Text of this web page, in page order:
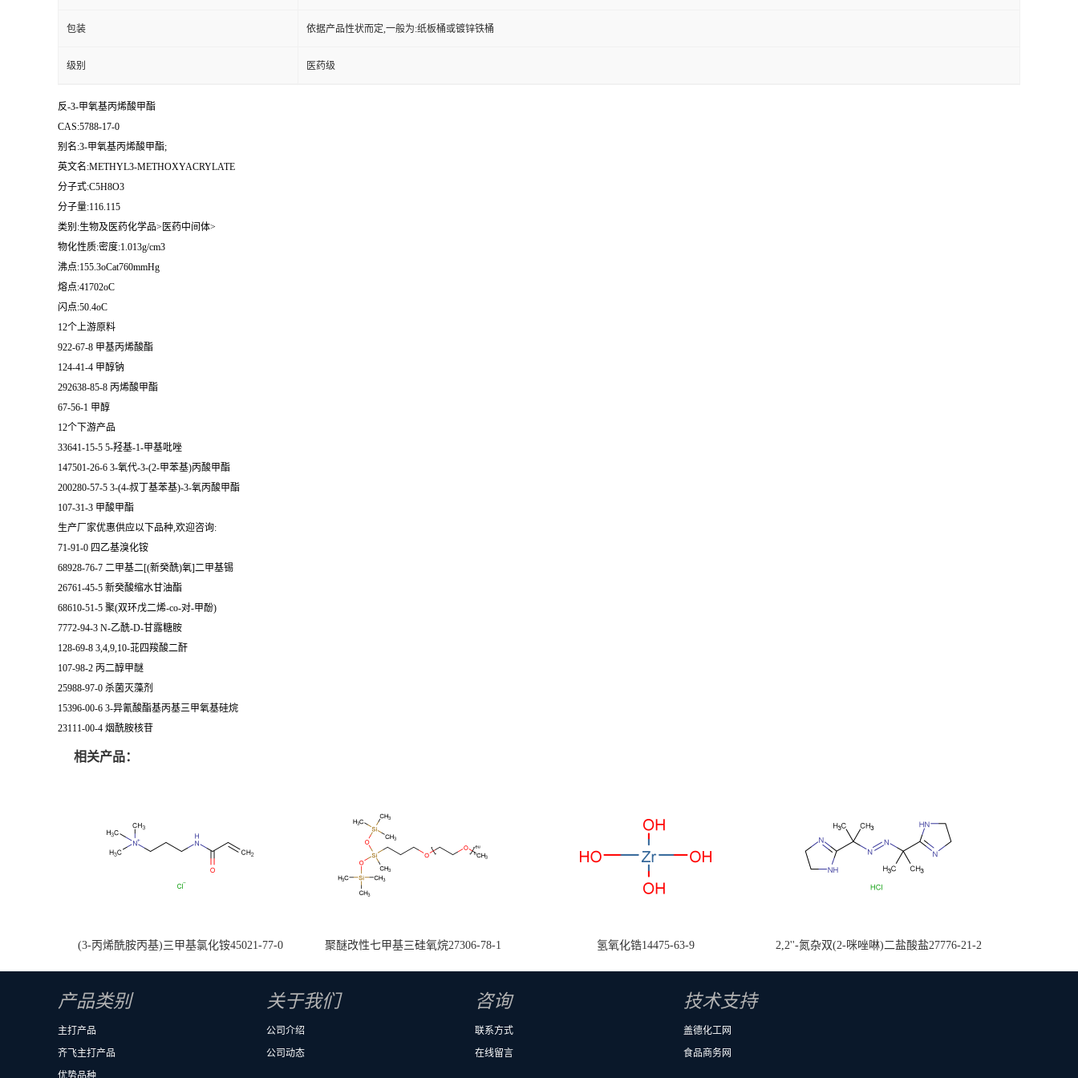
包装 依据产品性状而定,一般为:纸板桶或镀锌铁桶
级别 医药级
反-3-甲氧基丙烯酸甲酯
CAS:5788-17-0
别名:3-甲氧基丙烯酸甲酯;
英文名:METHYL3-METHOXYACRYLATE
分子式:C5H8O3
分子量:116.115
类别:生物及医药化学品>医药中间体>
物化性质:密度:1.013g/cm3
沸点:155.3oCat760mmHg
熔点:41702oC
闪点:50.4oC
12个上游原料
922-67-8 甲基丙烯酸酯
124-41-4 甲醇钠
292638-85-8 丙烯酸甲酯
67-56-1 甲醇
12个下游产品
33641-15-5 5-羟基-1-甲基吡唑
147501-26-6 3-氧代-3-(2-甲苯基)丙酸甲酯
200280-57-5 3-(4-叔丁基苯基)-3-氧丙酸甲酯
107-31-3 甲酸甲酯
生产厂家优惠供应以下品种,欢迎咨询:
71-91-0 四乙基溴化铵
68928-76-7 二甲基二[(新癸酰)氧]二甲基锡
26761-45-5 新癸酸缩水甘油酯
68610-51-5 聚(双环戊二烯-co-对-甲酚)
7772-94-3 N-乙酰-D-甘露糖胺
128-69-8 3,4,9,10-苝四羧酸二酐
107-98-2 丙二醇甲醚
25988-97-0 杀菌灭藻剂
15396-00-6 3-异氰酸酯基丙基三甲氧基硅烷
23111-00-4 烟酰胺核苷
相关产品：
(3-丙烯酰胺丙基)三甲基氯化铵45021-77-0 聚醚改性七甲基三硅氧烷27306-78-1 氢氧化锆14475-63-9 2,2''-氮杂双(2-咪唑啉)二盐酸盐27776-21-2
产品类别
主打产品
齐飞主打产品
优势品种
关于我们
公司介绍
公司动态
咨询
联系方式
在线留言
技术支持
盖德化工网
食品商务网